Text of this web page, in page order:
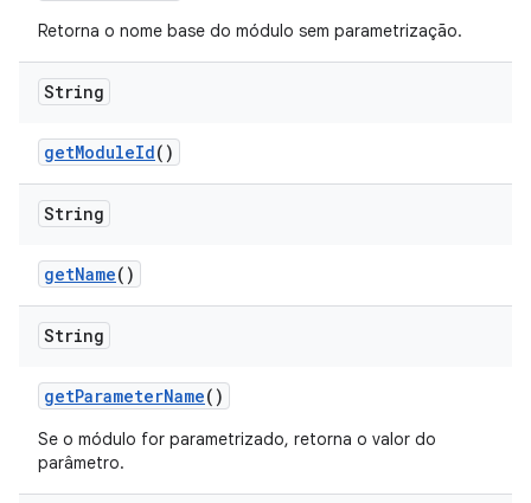
Retorna o nome base do módulo sem parametrização.
String
getModuleId()
String
getName()
String
getParameterName()
Se o módulo for parametrizado, retorna o valor do
parâmetro.